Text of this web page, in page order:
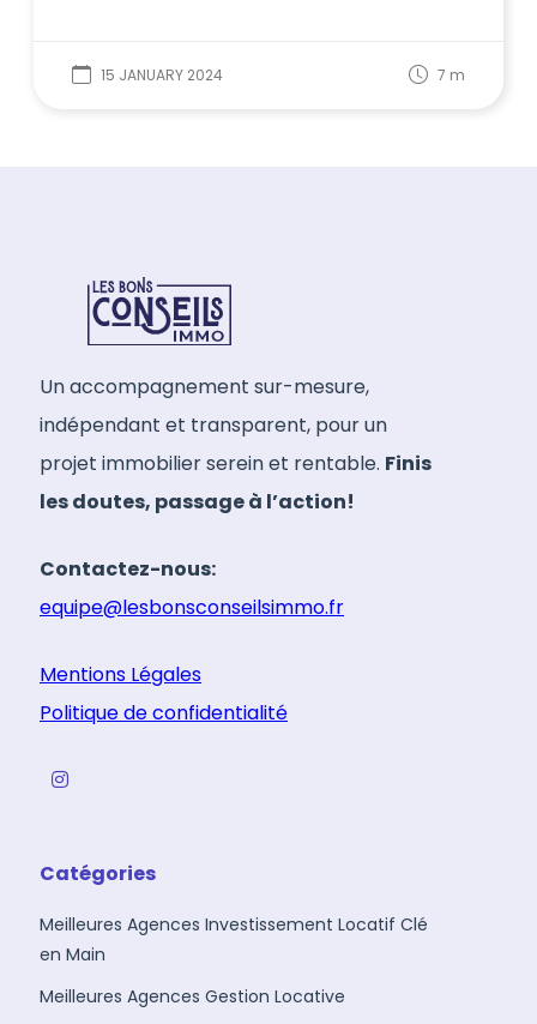
15 JANUARY 2024 7 m
Un accompagnement sur-mesure,
indépendant et transparent, pour un
projet immobilier serein et rentable. Finis
les doutes, passage à l’action!
Contactez-nous:
equipe@lesbonsconseilsimmo.fr
Mentions Légales
Politique de confidentialité
Catégories
Meilleures Agences Investissement Locatif Clé
en Main
Meilleures Agences Gestion Locative